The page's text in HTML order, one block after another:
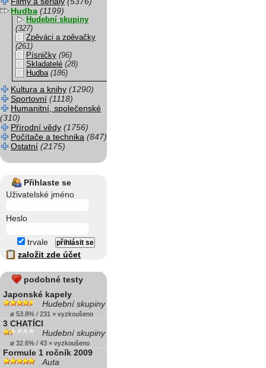
Hudba (1199)
Hudební skupiny
(327)
Zpěváci a zpěvačky
(261)
Písničky (96)
Skladatelé (28)
Hudba (186)
Kultura a knihy (1290)
Sportovní (1118)
Humanitní, společenské
(310)
Přírodní vědy (1756)
Počítače a technika (847)
Ostatní (2175)
Přihlaste se
Uživatelské jméno
Heslo
trvale
založit zde účet
podobné testy
Japonské kapely
Hudební skupiny
ø 53.8% / 231 × vyzkoušeno
3 CHATÍCI
Hudební skupiny
ø 32.6% / 43 × vyzkoušeno
Formule 1 ročník 2009
Auta